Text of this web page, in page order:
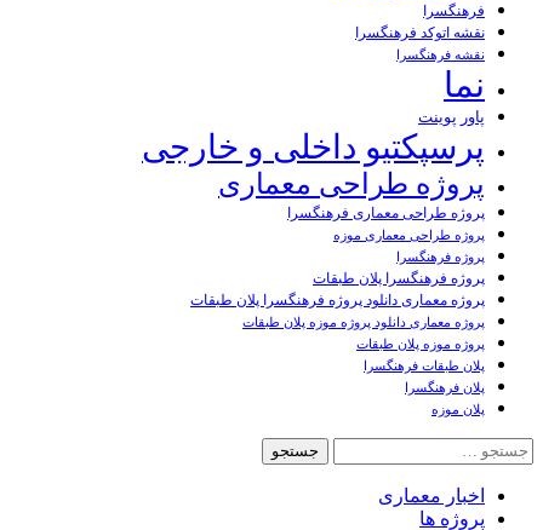
فرهنگسرا
نقشه اتوکد فرهنگسرا
نقشه فرهنگسرا
نما
پاور پوینت
پرسپکتیو داخلی و خارجی
پروژه طراحی معماری
پروژه طراحی معماری فرهنگسرا
پروژه طراحی معماری موزه
پروژه فرهنگسرا
پروژه فرهنگسرا پلان طبقات
پروژه معماری دانلود پروژه فرهنگسرا پلان طبقات
پروژه معماری دانلود پروژه موزه پلان طبقات
پروژه موزه پلان طبقات
پلان طبقات فرهنگسرا
پلان فرهنگسرا
پلان موزه
جستجو
برای:
اخبار معماری
پروژه ها